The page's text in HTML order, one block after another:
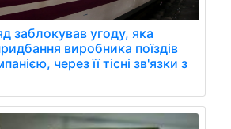
заблокував угоду, яка
виробника поїздів
через її тісні зв'язки з